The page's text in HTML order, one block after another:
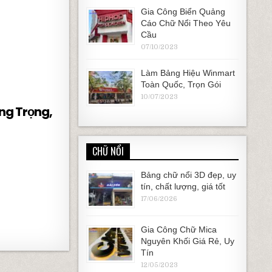
Trọng,
Gia Công Biển Quảng
Cáo Chữ Nổi Theo Yêu
Cầu
07/10/2023
Làm Bảng Hiệu Winmart
Toàn Quốc, Trọn Gói
10/07/2023
CHỮ NỔI
Bảng chữ nổi 3D đẹp, uy
tín, chất lượng, giá tốt
17/06/2026
Gia Công Chữ Mica
Nguyên Khối Giá Rẻ, Uy
Tín
12/05/2023